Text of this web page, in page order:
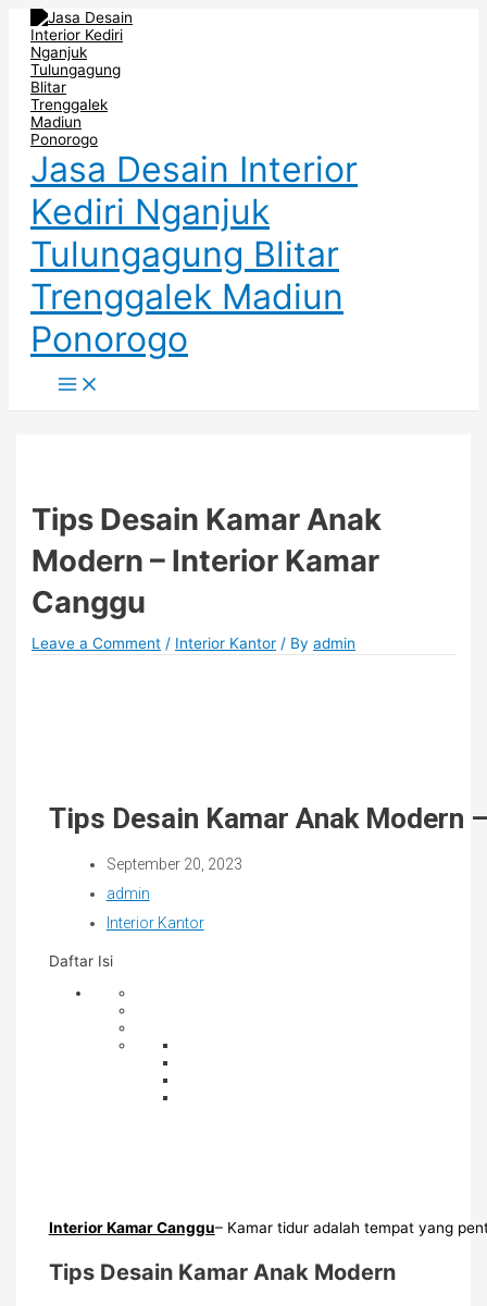
Skip
content
Jasa Desain Interior
Kediri Nganjuk
Tulungagung Blitar
Trenggalek Madiun
Ponorogo
Menu
Tips Desain Kamar Anak
Modern – Interior Kamar
Canggu
Leave a Comment / Interior Kantor / Byadmin
Tips Desain Kamar Anak Modern
September 20, 2023
admin
Interior Kantor
Daftar Isi
Interior Kamar Canggu– Kamar tidur adalah tempat yang
Tips Desain Kamar Anak Modern
Post
navigation